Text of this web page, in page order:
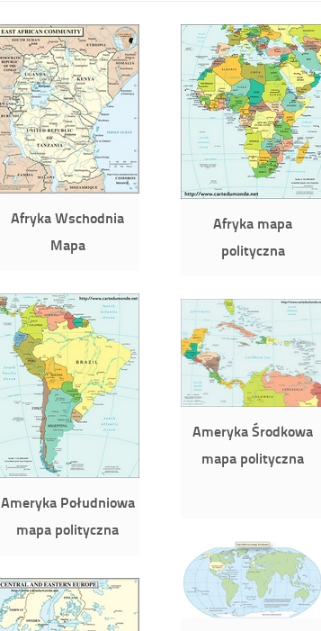
Afryka Wschodnia
Mapa
Afryka mapa
polityczna
Ameryka Południowa
mapa polityczna
Ameryka Środkowa
mapa polityczna